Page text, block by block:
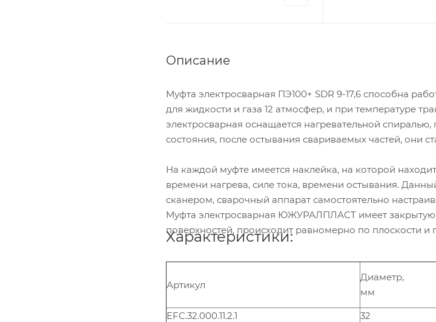
Описание
Муфта электросварная ПЭ100+ SDR 9-17,6 способна
для жидкости и газа 12 атмосфер, и при температуре
электросварная оснащается нагревательной
состояния, после остывания свариваемых частей, они
На каждой муфте имеется наклейка, на которой
времени нагрева, силе тока, времени остывания.
сканером, сварочный аппарат самостоятельно
Муфта электросварная ЮЖУРАЛПЛАСТ имеет закрытую
поверхностей, происходит равномерно по плоскости и
Характеристики:
Артикул
Диаметр,
мм
EFC.32.000.11.2.1
32